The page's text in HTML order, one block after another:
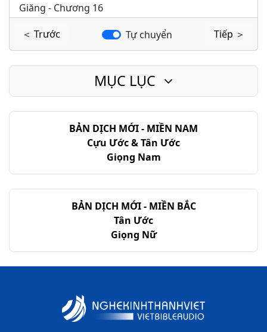
Giăng - Chương 16
Giăng - Chương 17
Giăng - Chương 19
Giăng - Chương 21
＜ Trước Tự chuyển Tiếp ＞
BẢN DỊCH MỚI - MIỀN NAM
Cựu Ước & Tân Ước
Giọng Nam
BẢN DỊCH MỚI - MIỀN BẮC
Tân Ước
Giọng Nữ
MỤC LỤC